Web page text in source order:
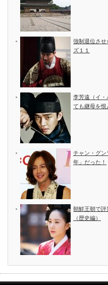
強制退位させ
ズ１１
李芳遠（イ・
ても継母を恨
チャン・グン
年」だった！
朝鮮王朝で評
（歴史編）